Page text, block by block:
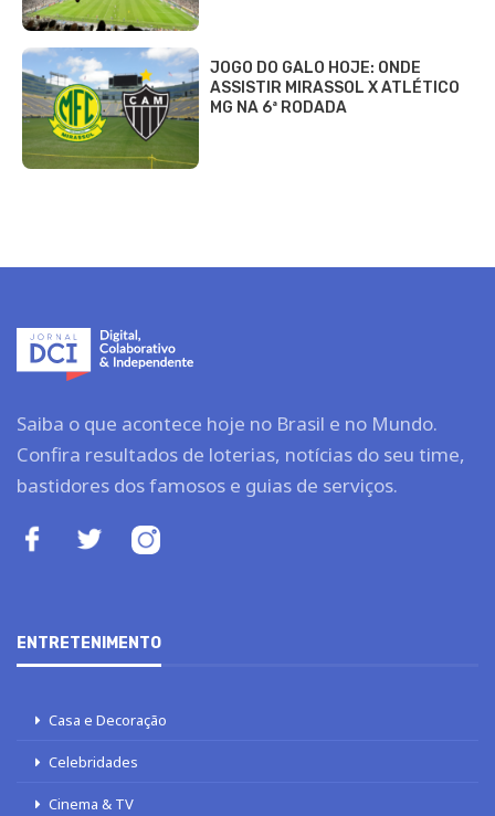
JOGO DO GALO HOJE: ONDE
ASSISTIR MIRASSOL X ATLÉTICO
MG NA 6ª RODADA
Saiba o que acontece hoje no Brasil e no Mundo.
Confira resultados de loterias, notícias do seu time,
bastidores dos famosos e guias de serviços.
ENTRETENIMENTO
Casa e Decoração
Celebridades
Cinema & TV